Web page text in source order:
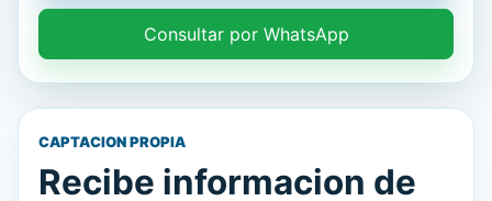
Consultar por WhatsApp
CAPTACION PROPIA
Recibe informacion de